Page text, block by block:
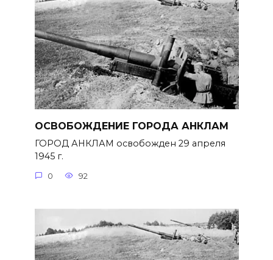
ОСВОБОЖДЕНИЕ ГОРОДА АНКЛАМ
ГОРОД АНКЛАМ освобожден 29 апреля
1945 г.
0 92